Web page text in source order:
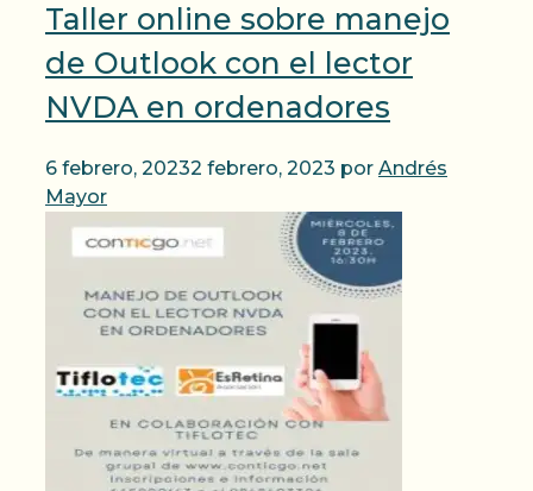
Taller online sobre manejo
de Outlook con el lector
NVDA en ordenadores
6 febrero, 20232 febrero, 2023 por Andrés
Mayor